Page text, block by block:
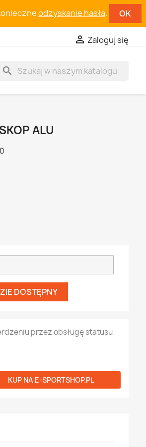
odzyskanie hasła. OK
 Zaloguj się
search
ALU
DOSTĘPNY
przez obsługę statusu
KUP NA E-SPORTSHOP.PL